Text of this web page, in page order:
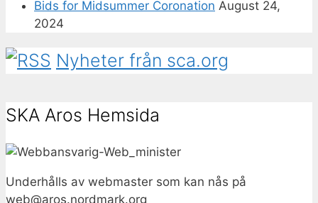
Bids for Midsummer Coronation August 24,
2024
Nyheter från sca.org
SKA Aros Hemsida
Underhålls av webmaster som kan nås på
web@aros.nordmark.org